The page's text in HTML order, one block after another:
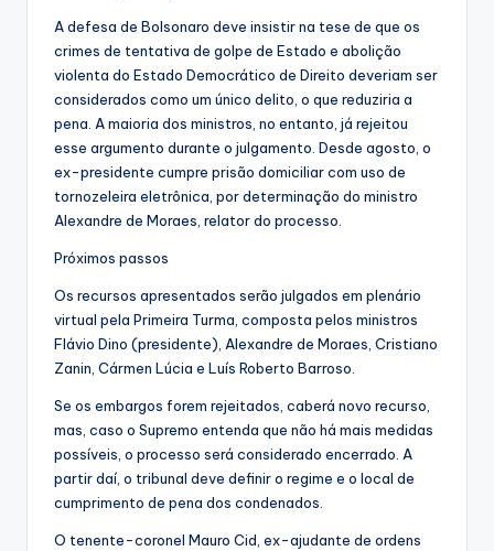
A defesa de Bolsonaro deve insistir na tese de que os
crimes de tentativa de golpe de Estado e abolição
violenta do Estado Democrático de Direito deveriam ser
considerados como um único delito, o que reduziria a
pena. A maioria dos ministros, no entanto, já rejeitou
esse argumento durante o julgamento. Desde agosto, o
ex-presidente cumpre prisão domiciliar com uso de
tornozeleira eletrônica, por determinação do ministro
Alexandre de Moraes, relator do processo.
Próximos passos
Os recursos apresentados serão julgados em plenário
virtual pela Primeira Turma, composta pelos ministros
Flávio Dino (presidente), Alexandre de Moraes, Cristiano
Zanin, Cármen Lúcia e Luís Roberto Barroso.
Se os embargos forem rejeitados, caberá novo recurso,
mas, caso o Supremo entenda que não há mais medidas
possíveis, o processo será considerado encerrado. A
partir daí, o tribunal deve definir o regime e o local de
cumprimento de pena dos condenados.
O tenente-coronel Mauro Cid, ex-ajudante de ordens